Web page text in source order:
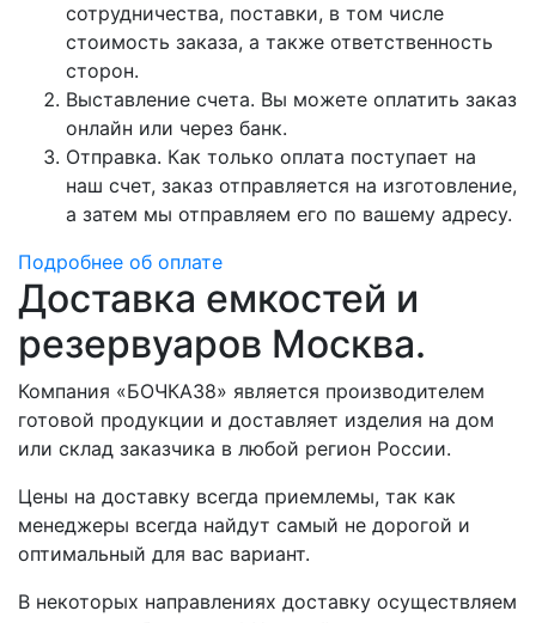
сотрудничества, поставки, в том числе
стоимость заказа, а также ответственность
сторон.
Выставление счета. Вы можете оплатить заказ
онлайн или через банк.
Отправка. Как только оплата поступает на
наш счет, заказ отправляется на изготовление,
а затем мы отправляем его по вашему адресу.
Подробнее об оплате
Доставка емкостей и
резервуаров Москва.
Компания «БОЧКА38» является производителем
готовой продукции и доставляет изделия на дом
или склад заказчика в любой регион России.
Цены на доставку всегда приемлемы, так как
менеджеры всегда найдут самый не дорогой и
оптимальный для вас вариант.
В некоторых направлениях доставку осуществляем